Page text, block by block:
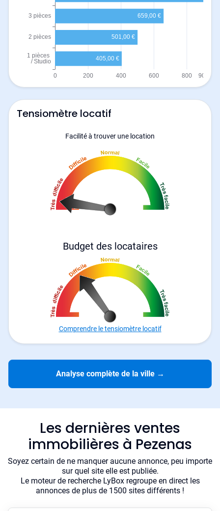
Tensiomètre locatif
Facilité à trouver une location
Budget des locataires
Comprendre le tensiomètre locatif
Analyse complète de la ville →
Les dernières ventes
immobilières à Pezenas
Soyez certain de ne manquer aucune annonce, peu importe
sur quel site elle est publiée.
Le moteur de recherche LyBox regroupe en direct les
annonces de plus de 1500 sites différents !